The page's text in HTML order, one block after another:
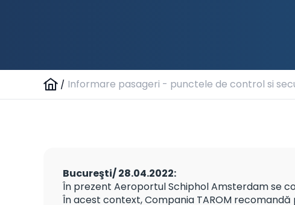
/ Informare pasageri - punctele de control si
Bucureşti/ 28.04.2022:
În prezent Aeroportul Schiphol Amsterdam se
În acest context, Compania TAROM